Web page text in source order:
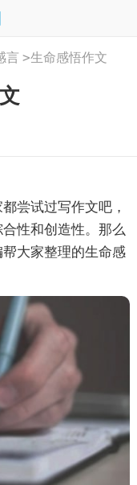
言 >生命感悟作文
尝试过写作文吧，
性和创造性。那么
大家整理的生命感